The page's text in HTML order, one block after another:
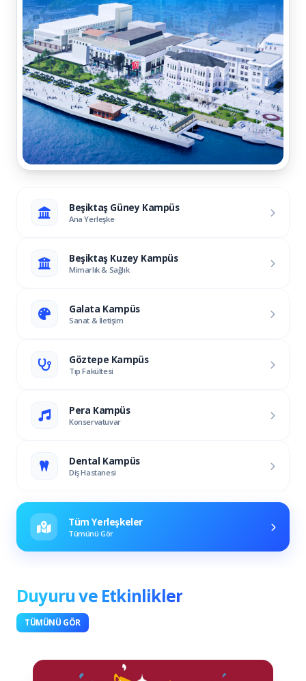
Beşiktaş Güney Kampüs
Ana Yerleşke
Beşiktaş Kuzey Kampüs
Mimarlık & Sağlık
Galata Kampüs
Sanat & İletişim
Göztepe Kampüs
Tıp Fakültesi
Pera Kampüs
Konservatuvar
Dental Kampüs
Diş Hastanesi
Tüm Yerleşkeler
Tümünü Gör
Duyuru ve Etkinlikler
TÜMÜNÜ GÖR